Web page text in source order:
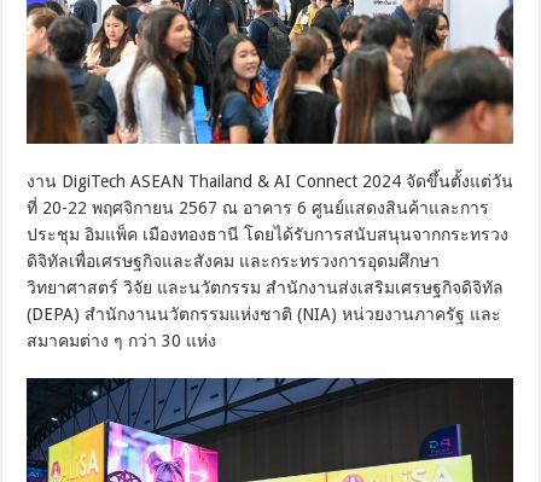
งาน DigiTech ASEAN Thailand & AI Connect 2024 จัดขึ้นตั้งแต่วัน
ที่ 20-22 พฤศจิกายน 2567 ณ อาคาร 6 ศูนย์แสดงสินค้าและการ
ประชุม อิมแพ็ค เมืองทองธานี โดยได้รับการสนับสนุนจากกระทรวง
ดิจิทัลเพื่อเศรษฐกิจและสังคม และกระทรวงการอุดมศึกษา
วิทยาศาสตร์ วิจัย และนวัตกรรม สำนักงานส่งเสริมเศรษฐกิจดิจิทัล
(DEPA) สำนักงานนวัตกรรมแห่งชาติ (NIA) หน่วยงานภาครัฐ และ
สมาคมต่าง ๆ กว่า 30 แห่ง